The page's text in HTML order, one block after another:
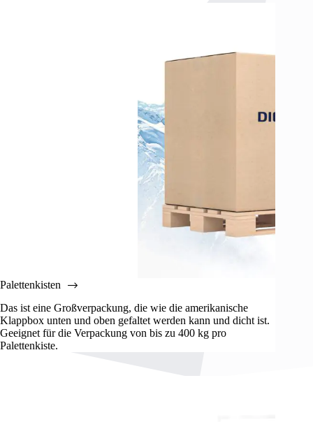
Palettenkisten
Das ist eine Großverpackung, die wie die amerikanische
Klappbox unten und oben gefaltet werden kann und dicht ist.
Geeignet für die Verpackung von bis zu 400 kg pro
Palettenkiste.